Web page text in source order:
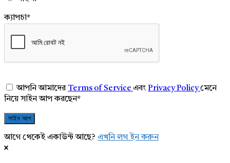
ক্যাপচা*
আপনি আমাদেরTerms of Service এবং Privacy Policyমেনে
নিয়ে সাইন আপ করছেন*
আগে থেকেই একাউন্ট আছে? এখনি লগ ইন করুন